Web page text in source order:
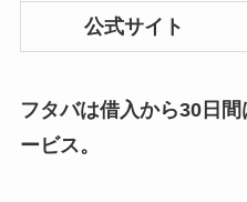
公式サイト
フタバは借入から30日
ービス。